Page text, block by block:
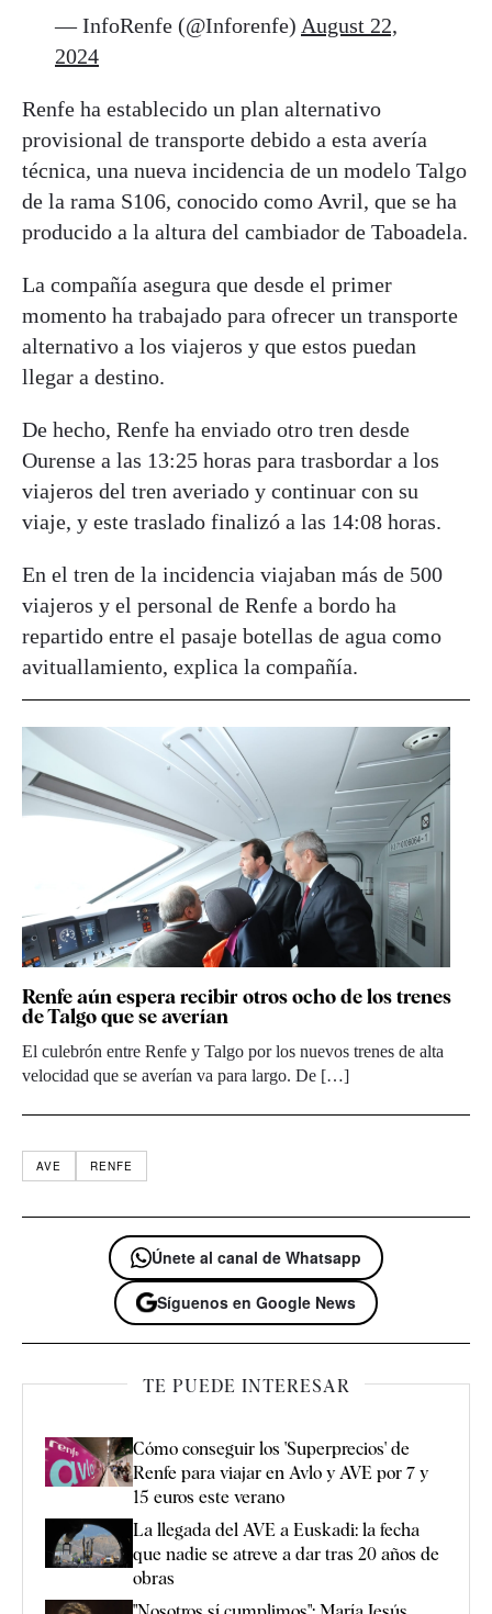
— InfoRenfe (@Inforenfe) August 22,
2024
Renfe ha establecido un plan alternativo
provisional de transporte debido a esta avería
técnica, una nueva incidencia de un modelo Talgo
de la rama S106, conocido como Avril, que se ha
producido a la altura del cambiador de Taboadela.
La compañía asegura que desde el primer
momento ha trabajado para ofrecer un transporte
alternativo a los viajeros y que estos puedan
llegar a destino.
De hecho, Renfe ha enviado otro tren desde
Ourense a las 13:25 horas para trasbordar a los
viajeros del tren averiado y continuar con su
viaje, y este traslado finalizó a las 14:08 horas.
En el tren de la incidencia viajaban más de 500
viajeros y el personal de Renfe a bordo ha
repartido entre el pasaje botellas de agua como
avituallamiento, explica la compañía.
Renfe aún espera recibir otros ocho de los trenes
de Talgo que se averían
El culebrón entre Renfe y Talgo por los nuevos trenes de alta
velocidad que se averían va para largo. De […]
AVE RENFE
Únete al canal de Whatsapp
Síguenos en Google News
TE PUEDE INTERESAR
Cómo conseguir los 'Superprecios' de
Renfe para viajar en Avlo y AVE por 7 y
15 euros este verano
La llegada del AVE a Euskadi: la fecha
que nadie se atreve a dar tras 20 años de
obras